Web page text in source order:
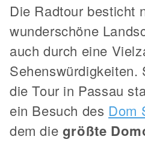
Die Radtour besticht
wunderschöne
auch durch eine
Sehenswürdigkeiten.
die Tour in Passau
ein Besuch des Dom
dem die größte